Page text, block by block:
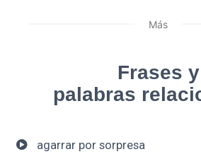
Más
Frases y
palabras
agarrar por sorpresa